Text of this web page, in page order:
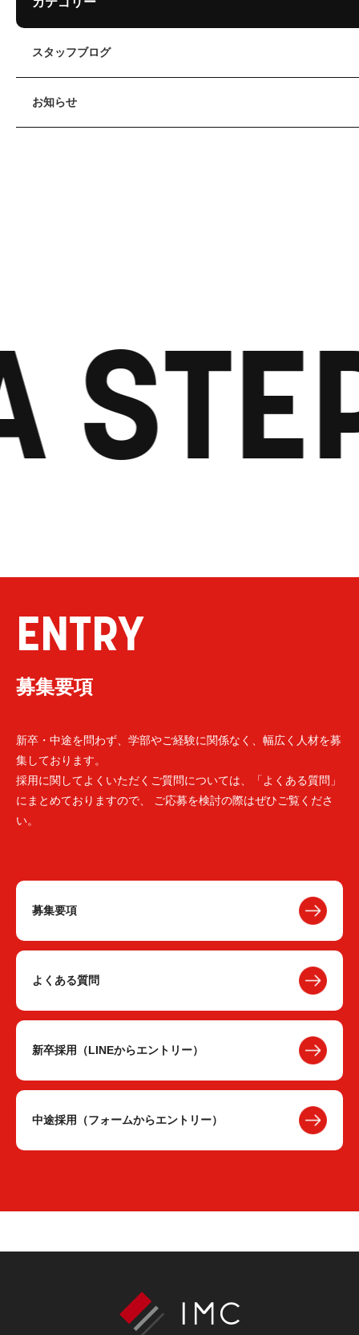
スタッフブログ
お知らせ
ENTRY
募集要項
新卒・中途を問わず、学部やご経験に関係なく、幅広く人材を募
集しております。
採用に関してよくいただくご質問については、「よくある質問」
にまとめておりますので、 ご応募を検討の際はぜひご覧くださ
い。
募集要項
よくある質問
新卒採用（LINEからエントリー）
中途採用（フォームからエントリー）